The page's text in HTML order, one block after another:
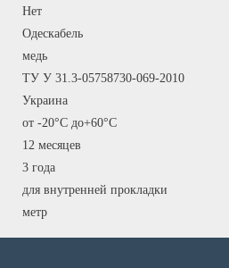
Нет
Одескабель
медь
ТУ У 31.3-05758730-069-2010
Украина
от -20°С до+60°С
12 месяцев
3 года
для внутренней прокладки
метр